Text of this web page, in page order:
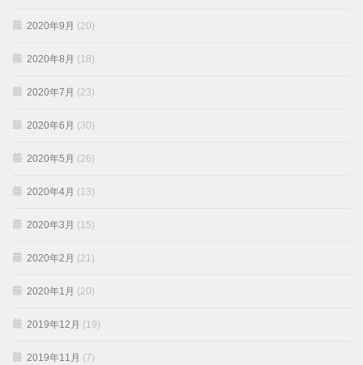
2020年9月 (20)
2020年8月 (18)
2020年7月 (23)
2020年6月 (30)
2020年5月 (26)
2020年4月 (13)
2020年3月 (15)
2020年2月 (21)
2020年1月 (20)
2019年12月 (19)
2019年11月 (7)